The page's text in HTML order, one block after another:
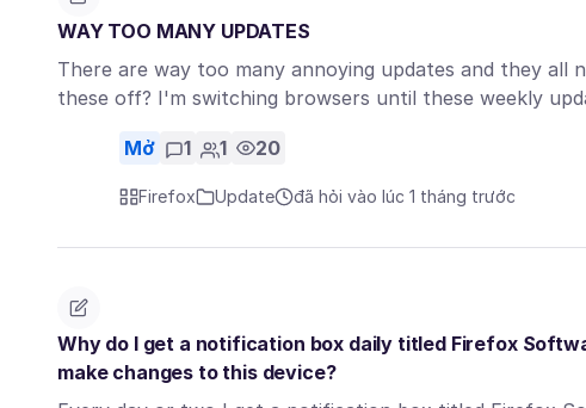
WAY TOO MANY UPDATES
There are way too many annoying updates and they
these off? I'm switching browsers until these weekly
Mở 1 1 20
Firefox Update đã hỏi vào lúc 1 tháng trước
Why do I get a notification box daily titled Firefox
make changes to this device?